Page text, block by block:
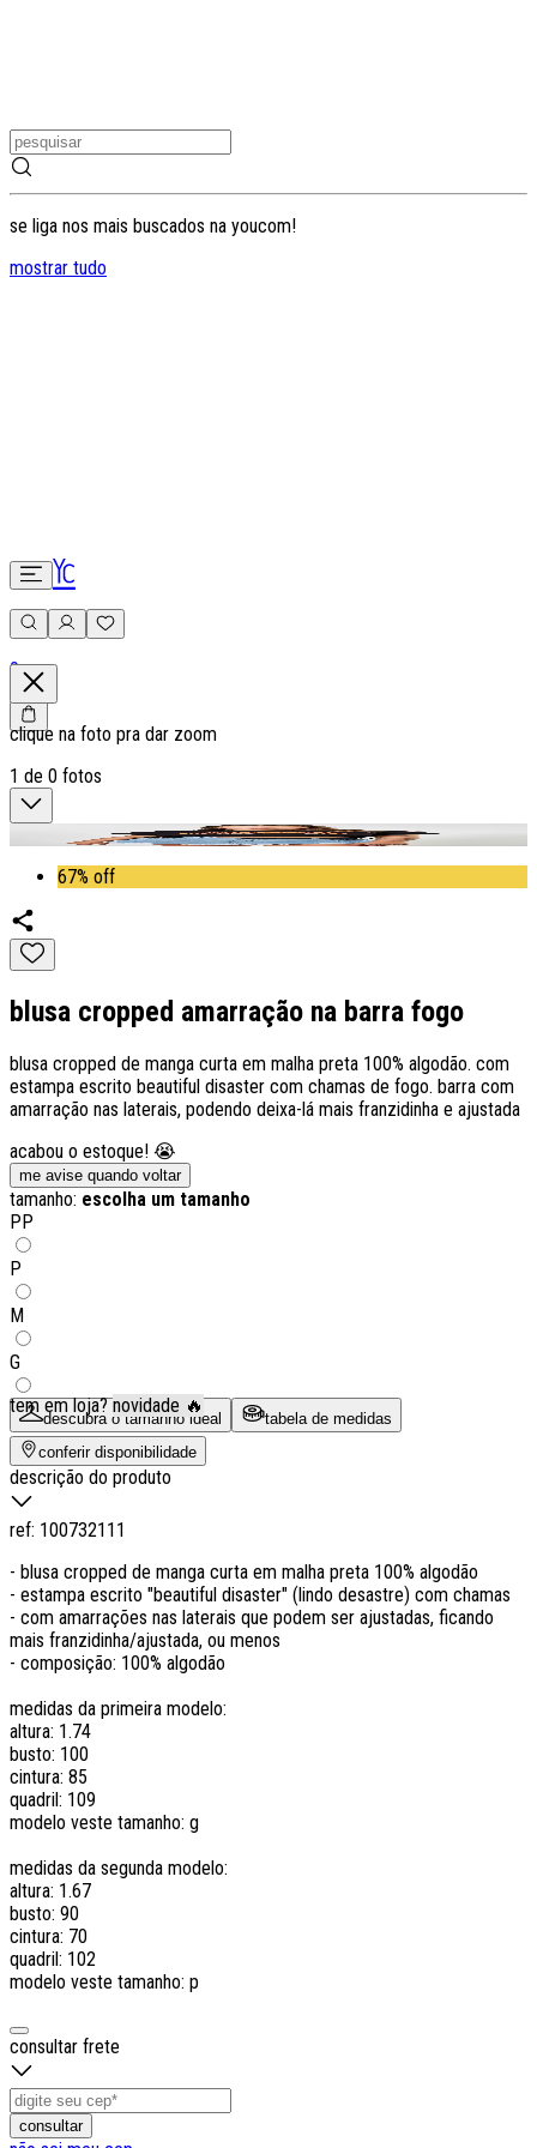
se liga nos mais buscados na youcom!
mostrar tudo
0
clique na foto pra dar zoom
1 de 0 fotos
67% off
blusa cropped amarração na barra fogo
blusa cropped de manga curta em malha preta 100% algodão. com
estampa escrito beautiful disaster com chamas de fogo. barra com
amarração nas laterais, podendo deixa-lá mais franzidinha e ajustada
acabou o estoque! 😭
me avise quando voltar
tamanho: escolha um tamanho
PP
P
M
G
descubra o tamanho ideal tabela de medidas
tem em loja? novidade 🔥
conferir disponibilidade
descrição do produto
ref: 100732111
- blusa cropped de manga curta em malha preta 100% algodão
- estampa escrito "beautiful disaster" (lindo desastre) com chamas
- com amarrações nas laterais que podem ser ajustadas, ficando
mais franzidinha/ajustada, ou menos
- composição: 100% algodão
medidas da primeira modelo:
altura: 1.74
busto: 100
cintura: 85
quadril: 109
modelo veste tamanho: g
medidas da segunda modelo:
altura: 1.67
busto: 90
cintura: 70
quadril: 102
modelo veste tamanho: p
consultar frete
consultar